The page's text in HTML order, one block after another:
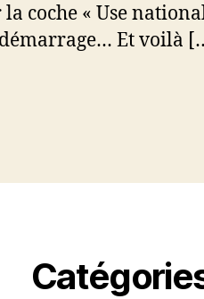
coche « Use
Et voilà